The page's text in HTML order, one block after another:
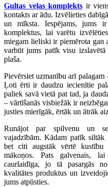
Gultas veļas komplekts ir
kontakts ar ādu. Izvēlieties
un mīksta. Iespējams, jums
komplektus, lai varētu
miegam lieliski ir piemērota gan
varbūt jums patīk visu
plaša.
Pievērsiet uzmanību arī palagam
Ļoti ērti ir daudzu iecienītie
paliek savā vietā pat tad, ja
– vārtīšanās visbiežāk ir
justies mierīgāk, ērtāk un ātrāk
Runājot par spilvenu un
vajadzībām. Kādam patīk siltāk
bet citi augstāk vērtē
mākoņos. Pats galvenais,
caurlaidīga, jo tā pasargās
kvalitātes produktus un
jums atpūsties.